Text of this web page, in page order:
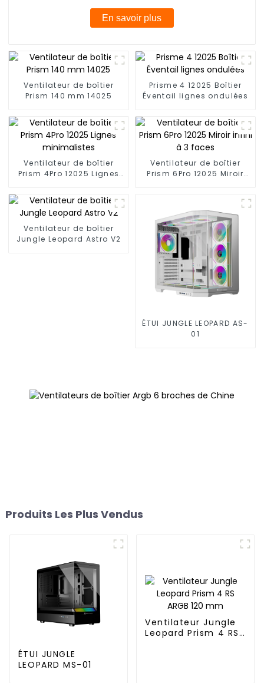
En savoir plus
Ventilateur de boîtier
Prism 140 mm 14025
Prisme 4 12025 Boîtier
Éventail lignes ondulées
Ventilateur de boîtier
Prism 4Pro 12025 Lignes
Ventilateur de boîtier
Prism 6Pro 12025 Miroir
Ventilateur de boîtier
Jungle Leopard Astro V2
ÉTUI JUNGLE LEOPARD AS-
01
Produits Les Plus Vendus
ÉTUI JUNGLE
LEOPARD MS-01
Ventilateur Jungle
Leopard Prism 4 RS